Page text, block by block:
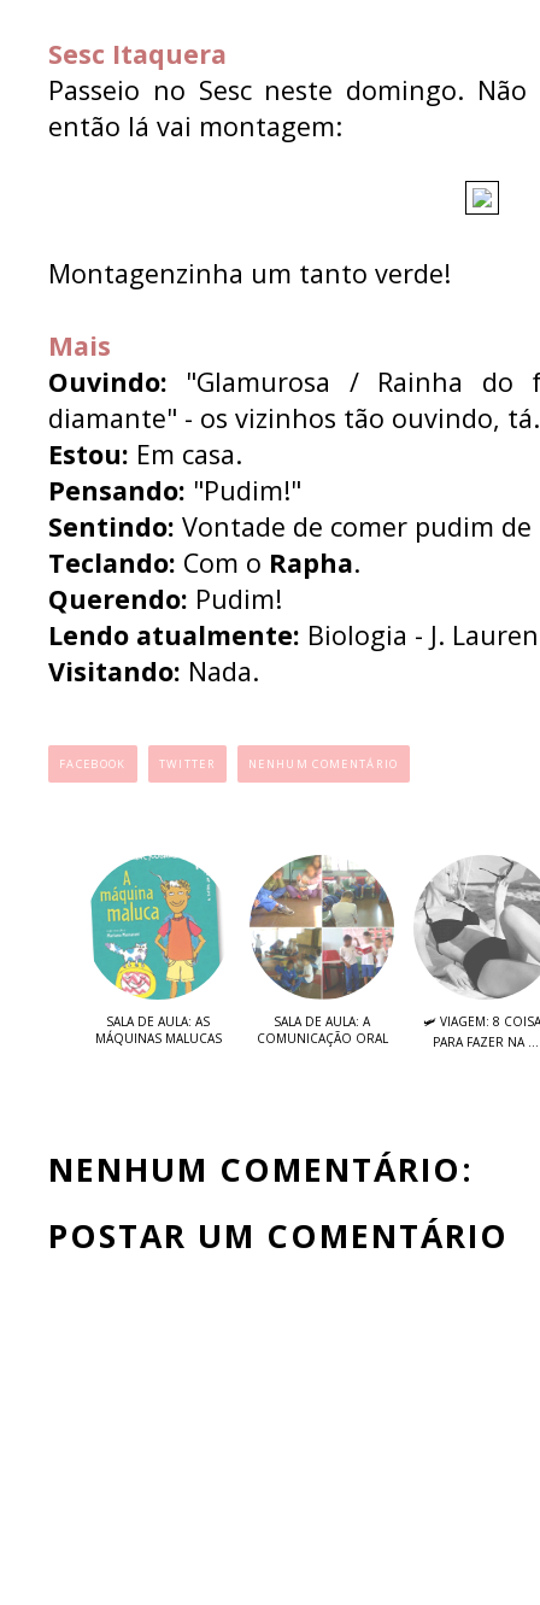
Sesc Itaquera
Passeio no Sesc neste domingo.
então lá vai montagem:
Montagenzinha um tanto verde!
Mais
Ouvindo: "Glamurosa / Rainha
diamante" - os vizinhos tão ouvindo,
Estou: Em casa.
Pensando: "Pudim!"
Sentindo: Vontade de comer pudim
Teclando: Com o Rapha.
Querendo: Pudim!
Lendo atualmente: Biologia - J.
Visitando: Nada.
FACEBOOK TWITTER NENHUM COMENTÁRIO
SALA DE AULA: AS
MÁQUINAS MALUCAS
SALA DE AULA: A
COMUNICAÇÃO ORAL
🛩️ VIAGEM: 8
PARA FAZER NA ...
NENHUM COMENTÁRIO:
POSTAR UM COMENTÁRIO